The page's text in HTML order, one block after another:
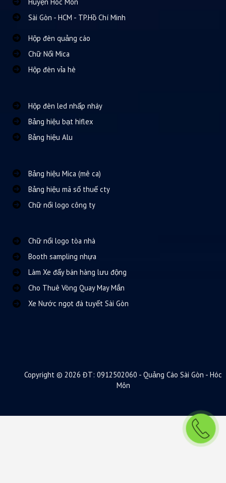
Sài Gòn - HCM - TP.Hồ Chí Minh
Hộp đèn quảng cáo
Chữ Nổi Mica
Hộp đèn vỉa hè
Hộp đèn led nhấp nháy
Bảng hiệu bạt hiflex
Bảng hiệu Alu
Bảng hiệu Mica (mê ca)
Bảng hiệu mã số thuế cty
Chữ nổi logo công ty
Chữ nổi logo tòa nhà
Booth sampling nhựa
Làm Xe đẩy bán hàng lưu động
Cho Thuê Vòng Quay May Mắn
Xe Nước ngọt đá tuyết Sài Gòn
Copyright © 2026 ĐT: 0912502060 - Quảng Cáo Sài Gòn - Hóc
Môn